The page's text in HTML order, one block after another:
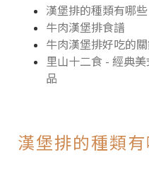
漢堡排的種類有哪些
牛肉漢堡排食譜
牛肉漢堡排好吃的
里山十二食 - 經典
品
漢堡排的種類